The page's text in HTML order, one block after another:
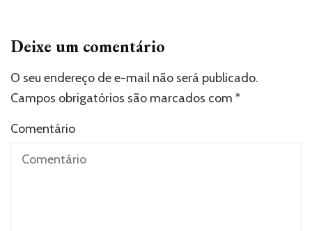
Deixe um comentário
O seu endereço de e-mail não será publicado.
Campos obrigatórios são marcados com *
Comentário